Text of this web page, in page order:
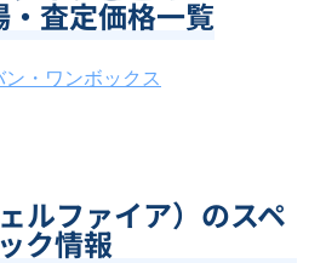
・査定価格一覧
ン・ワンボックス
ルファイア）のスペ
ック情報